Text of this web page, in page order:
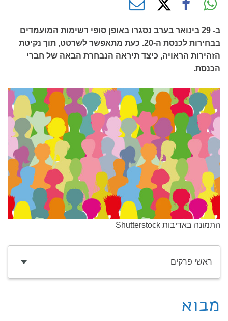
ב- 29 בינואר בערב נסגרו באופן סופי רשימות המועמדים
בבחירות לכנסת ה-20. כעת מתאפשר לשרטט, תוך נקיטת
הזהירות הראויה, כיצד תיראה הנבחרת הבאה של חברי
הכנסת.
התמונה באדיבות Shutterstock
ראשי פרקים
מבוא